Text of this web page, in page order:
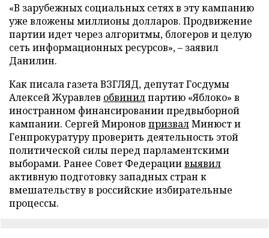
«В зарубежных социальных сетях в эту кампанию
уже вложены миллионы долларов. Продвижение
партии идет через алгоритмы, блогеров и целую
сеть информационных ресурсов», – заявил
Данилин.
Как писала газета ВЗГЛЯД, депутат Госдумы
Алексей Журавлев обвинилпартию «Яблоко» в
иностранном финансировании предвыборной
кампании. Сергей Миронов призвалМинюст и
Генпрокуратуру проверить деятельность этой
политической силы перед парламентскими
выборами. Ранее Совет Федерациивыявил
активную подготовку западных стран к
вмешательству в российские избирательные
процессы.